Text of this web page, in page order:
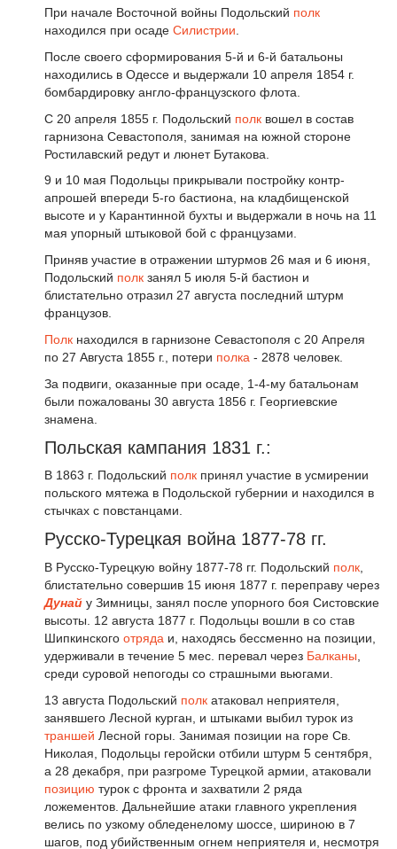
При начале Восточной войны Подольский полк
находился при осаде Силистрии
После своего сформирования 5-й и 6-й батальоны
находились в Одессе и выдержали 10 апреля 1854 г.
бомбардировку англо-французского флота.
С 20 апреля 1855 г. Подольский полк вошел в состав
гарнизона Севастополя, занимая на южной стороне
Ростилавский редут и люнет Бутакова.
9 и 10 мая Подольцы прикрывали постройку контр-
апрошей впереди 5-го бастиона, на кладбищенской
высоте и у Карантинной бухты и выдержали в ночь на 11
мая упорный штыковой бой с французами.
Приняв участие в отражении штурмов 26 мая и 6 июня,
Подольский полк занял 5 июля 5-й бастион и
блистательно отразил 27 августа последний штурм
французов.
Полк находился в гарнизоне Севастополя с 20 Апреля
по 27 Августа 1855 г., потери полка - 2878 человек.
За подвиги, оказанные при осаде, 1-4-му батальонам
были пожалованы 30 августа 1856 г. Георгиевские
знамена.
Польская кампания 1831 г.:
В 1863 г. Подольский полк принял участие в усмирении
польского мятежа в Подольской губернии и находился в
стычках с повстанцами.
Русско-Турецкая война 1877-78 гг.
В Русско-Турецкую войну 1877-78 гг. Подольский полк
блистательно совершив 15 июня 1877 г. переправу через
Дунай у Зимницы, занял после упорного боя Систовские
высоты. 12 августа 1877 г. Подольцы вошли в со став
Шипкинского отряда и, находясь бессменно на позиции,
удерживали в течение 5 мес. перевал через Балканы
среди суровой непогоды со страшными вьюгами.
13 августа Подольский полк атаковал неприятеля,
занявшего Лесной курган, и штыками выбил турок из
траншей Лесной горы. Занимая позиции на горе Св.
Николая, Подольцы геройски отбили штурм 5 сентября,
а 28 декабря, при разгроме Турецкой армии, атаковали
позицию турок с фронта и захватили 2 ряда
ложементов. Дальнейшие атаки главного укрепления
велись по узкому обледенелому шоссе, шириною в 7
шагов, под убийственным огнем неприятеля и, несмотря